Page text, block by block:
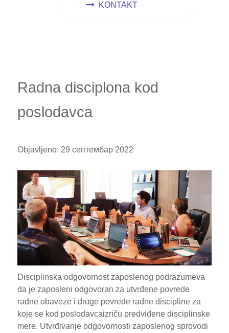
KONTAKT
Radna disciplona kod
poslodavca
Objavljeno: 29 септембар 2022
Disciplinska odgovornost zaposlenog podrazumeva
da je zaposleni odgovoran za utvrđene povrede
radne obaveze i druge povrede radne discipline za
koje se kod poslodavcaizriču predviđene disciplinske
mere. Utvrđivanje odgovornosti zaposlenog sprovodi